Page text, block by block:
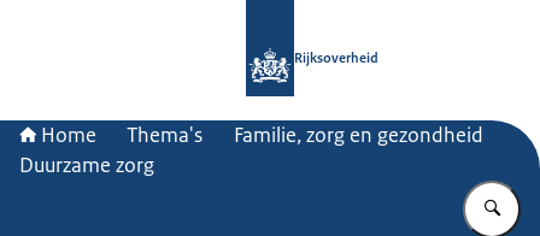
Rijksoverheid
Home Thema's
Familie, zorg en gezondheid
Duurzame zorg